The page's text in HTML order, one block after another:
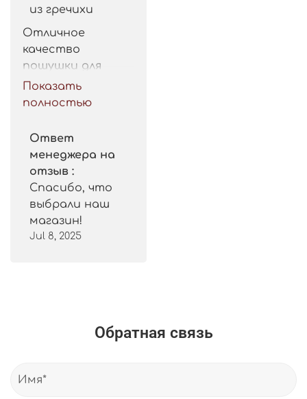
из гречихи
Отличное
качество
пошушки для
такой цены.
Рекомендую.
Показать
полностью
Ответ
менеджера на
отзыв :
Спасибо, что
выбрали наш
магазин!
Jul 8, 2025
Обратная связь